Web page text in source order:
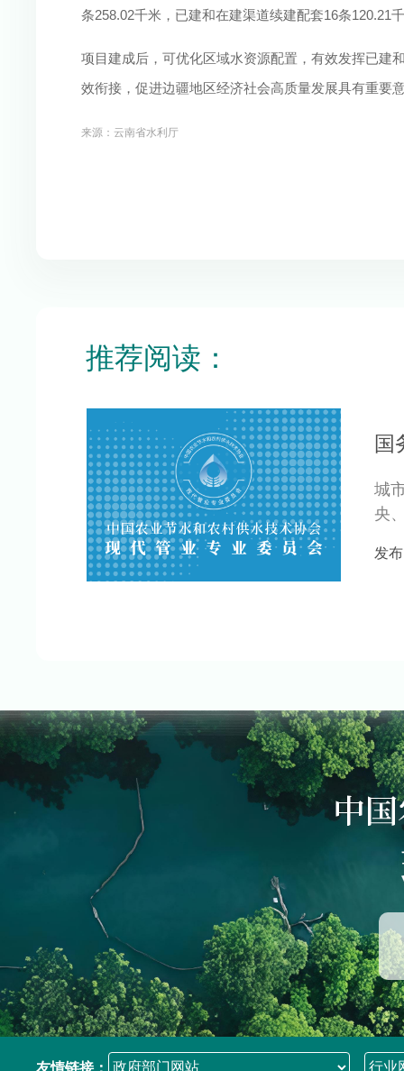
条258.02千米，已建和在建渠道续建配套16条120.21
项目建成后，可优化区域水资源配置，有效发挥已建
效衔接，促进边疆地区经济社会高质量发展具有重要
来源：云南省水利厅
推荐阅读：
国
城
央
发
友情链接：